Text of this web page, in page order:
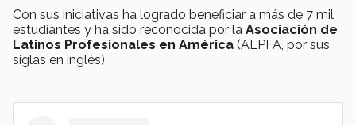
Con sus iniciativas ha logrado beneficiar a más de 7 mil
estudiantes y ha sido reconocida por la Asociación de
Latinos Profesionales en América (ALPFA, por sus
siglas en inglés).